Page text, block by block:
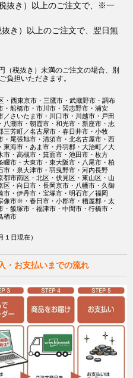
抜き）以上のご注文で、※一
き）以上のご注文で、翌日無
（税抜き）未満のご注文の場合、別
負担いただきます。
西東京市・三鷹市・武蔵野市・調布
・船橋市・市川市・習志野市・浦安
さいたま市・川口市・川越市・戸田
潮市・朝霞市・和光市・新座市・志
三芳町／名古屋市・春日井市・小牧
尾張旭市・清須市・北名古屋市・西
海市・あま市・丹羽郡・大治町／大
市・高槻市・箕面市・池田市・枚方
市・大東市・東大阪市・八尾市・柏
市・泉大津市・羽曳野市・河内長野
市南区・北区・伏見区・東山区・山
・向日市・長岡京市・八幡市・久御
・伊丹市・宝塚市・明石市／福岡
像市※・春日市・小郡市・糟屋郡・太
飯塚市・福津市・中間市・行橋市・
栖市
日現在）
・お支払いまでの流れ